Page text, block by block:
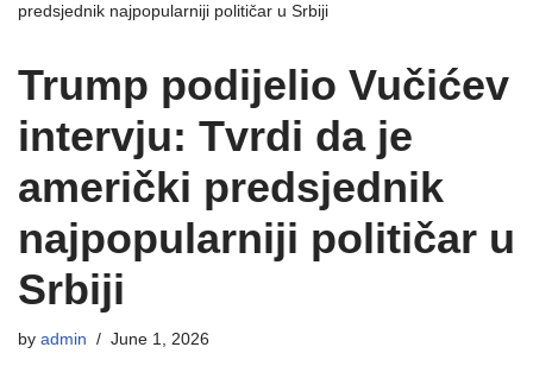
predsjednik najpopularniji političar u Srbiji
Trump podijelio Vučićev
intervju: Tvrdi da je
američki predsjednik
najpopularniji političar u
Srbiji
by admin June 1, 2026